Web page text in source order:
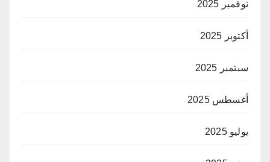
نوفمبر 2025
أكتوبر 2025
سبتمبر 2025
أغسطس 2025
يوليو 2025